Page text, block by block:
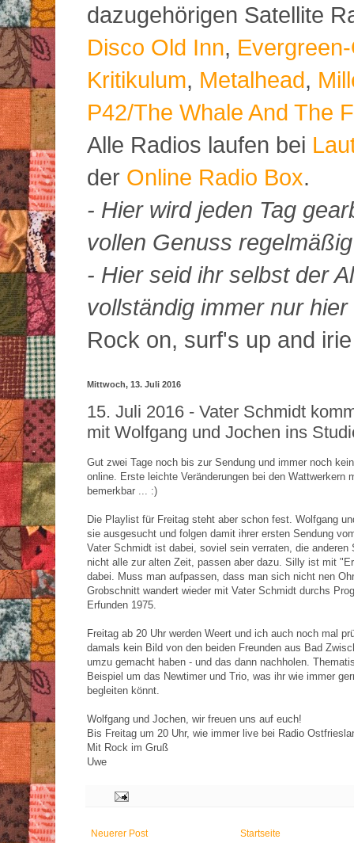
dazugehörigen Satellite
Disco Old Inn,
Kritikulum, Metalhead,
P42/The Whale And The
Alle Radios laufen bei
der Online Radio Box.
- Hier wird jeden Tag
vollen Genuss
- Hier seid ihr selbst der
vollständig immer nur
Rock on, surf's up and
Mittwoch, 13. Juli 2016
15. Juli 2016 - Vater Schmidt
mit Wolfgang und Jochen ins
Gut zwei Tage noch bis zur Sendung und immer noch
online. Erste leichte Veränderungen bei den Wattwerkern
bemerkbar ... :)
Die Playlist für Freitag steht aber schon fest. Wolfgang
sie ausgesucht und folgen damit ihrer ersten Sendung
Vater Schmidt ist dabei, soviel sein verraten, die anderen
nicht alle zur alten Zeit, passen aber dazu. Silly ist mit
dabei. Muss man aufpassen, dass man sich nicht nen
Grobschnitt wandert wieder mit Vater Schmidt durchs
Erfunden 1975.
Freitag ab 20 Uhr werden Weert und ich auch noch mal
damals kein Bild von den beiden Freunden aus Bad
umzu gemacht haben - und das dann nachholen.
Beispiel um das Newtimer und Trio, was ihr wie immer
begleiten könnt.
Wolfgang und Jochen, wir freuen uns auf euch!
Bis Freitag um 20 Uhr, wie immer live bei Radio
Mit Rock im Gruß
Uwe
Neuerer Post Startseite